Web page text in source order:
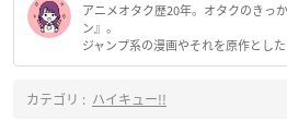
アニメオタク歴20年。オタクのきっ
ン』。
ジャンプ系の漫画やそれを原作とし
カテゴリ : ハイキュー!!